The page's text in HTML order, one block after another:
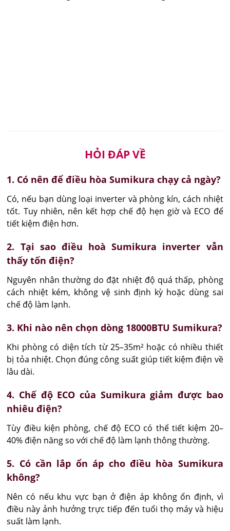
HỎI ĐÁP VỀ
1. Có nên để điều hòa Sumikura chạy cả ngày?
Có, nếu bạn dùng loại inverter và phòng kín, cách nhiệt
tốt. Tuy nhiên, nên kết hợp chế độ hẹn giờ và ECO để
tiết kiệm điện hơn.
2. Tại sao điều hoà Sumikura inverter vẫn
thấy tốn điện?
Nguyên nhân thường do đặt nhiệt độ quá thấp, phòng
cách nhiệt kém, không vệ sinh định kỳ hoặc dùng sai
chế độ làm lạnh.
3. Khi nào nên chọn dòng 18000BTU Sumikura?
Khi phòng có diện tích từ 25–35m² hoặc có nhiều thiết
bị tỏa nhiệt. Chọn đúng công suất giúp tiết kiệm điện về
lâu dài.
4. Chế độ ECO của Sumikura giảm được bao
nhiêu điện?
Tùy điều kiện phòng, chế độ ECO có thể tiết kiệm 20–
40% điện năng so với chế độ làm lạnh thông thường.
5. Có cần lắp ổn áp cho điều hòa Sumikura
không?
Nên có nếu khu vực bạn ở điện áp không ổn định, vì
điều này ảnh hưởng trực tiếp đến tuổi thọ máy và hiệu
suất làm lạnh.